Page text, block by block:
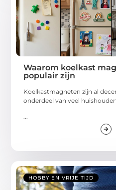
Waarom koelkast
populair zijn
Koelkastmagneten zijn al
onderdeel van veel
...
HOBBY EN VRIJE TIJD